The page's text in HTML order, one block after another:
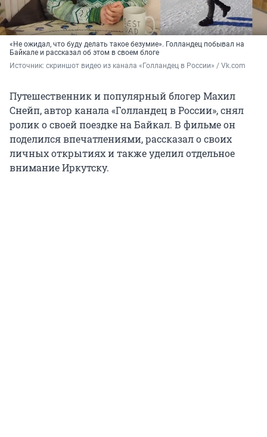
«Не ожидал, что буду делать такое безумие». Голландец побывал на
Байкале и рассказал об этом в своем блоге
Источник: скриншот видео из канала «Голландец в России» / Vk.com
Путешественник и популярный блогер Махил
Снейп, автор канала «Голландец в России», снял
ролик о своей поездке на Байкал. В фильме он
поделился впечатлениями, рассказал о своих
личных открытиях и также уделил отдельное
внимание Иркутску.